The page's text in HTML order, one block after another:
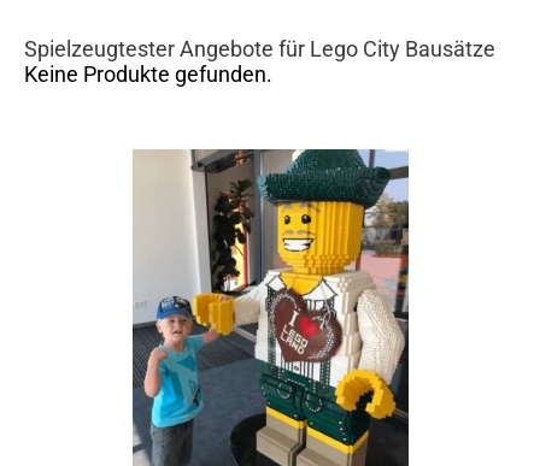
Spielzeugtester Angebote für Lego City Bausätze
Keine Produkte gefunden.